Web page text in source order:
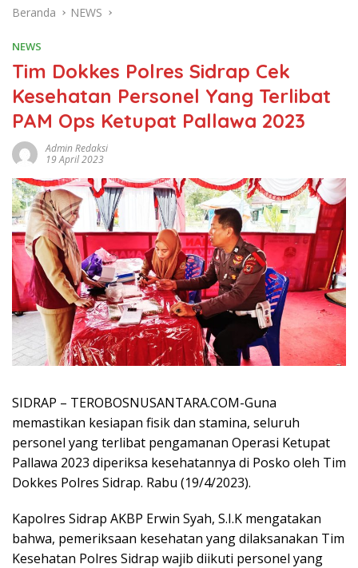
Beranda NEWS
NEWS
Tim Dokkes Polres Sidrap Cek
Kesehatan Personel Yang Terlibat
PAM Ops Ketupat Pallawa 2023
Admin Redaksi
19 April 2023
SIDRAP – TEROBOSNUSANTARA.COM-Guna
memastikan kesiapan fisik dan stamina, seluruh
personel yang terlibat pengamanan Operasi Ketupat
Pallawa 2023 diperiksa kesehatannya di Posko oleh Tim
Dokkes Polres Sidrap. Rabu (19/4/2023).
Kapolres Sidrap AKBP Erwin Syah, S.I.K mengatakan
bahwa, pemeriksaan kesehatan yang dilaksanakan Tim
Kesehatan Polres Sidrap wajib diikuti personel yang